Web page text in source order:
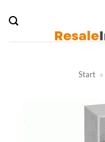
Inhalt
springen
Start »